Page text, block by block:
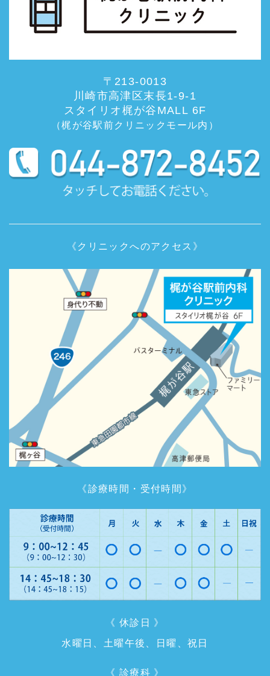
〒213-0013
川崎市高津区末長1-9-1
スタイリオ梶が谷MALL 6F
（梶が谷駅前クリニックモール内）
《クリニックへのアクセス》
《診療時間・受付時間》
《 休診日 》
水曜日、土曜午後、日曜、祝日
《 診療科 》